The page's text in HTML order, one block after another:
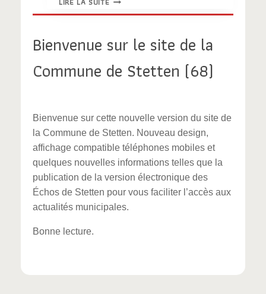
AUX
STETTEN
Bienvenue sur le site de la
Commune de Stetten (68)
Bienvenue sur cette nouvelle version du site de
la Commune de Stetten. Nouveau design,
affichage compatible téléphones mobiles et
quelques nouvelles informations telles que la
publication de la version électronique des
Échos de Stetten pour vous faciliter l’accès aux
actualités municipales.
Bonne lecture.